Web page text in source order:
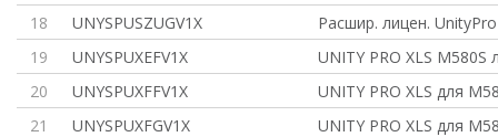
18
UNYSPUSZUGV1X
Расшир. лицен.
19
UNYSPUXEFV1X
UNITY PRO XLS M580S
20
UNYSPUXFFV1X
UNITY PRO XLS для
21
UNYSPUXFGV1X
UNITY PRO XLS для